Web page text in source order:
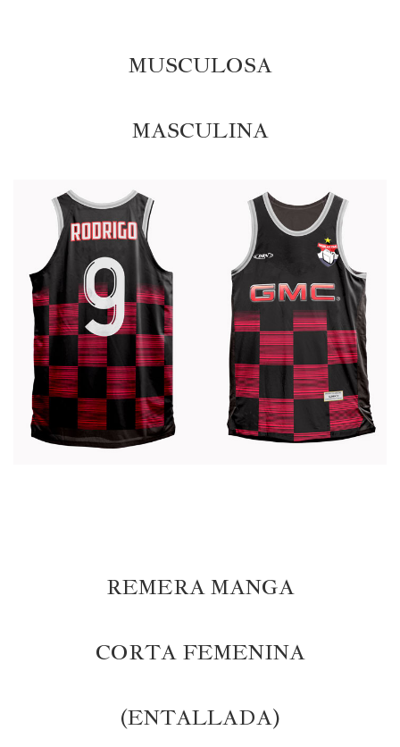
MUSCULOSA
MASCULINA
REMERA MANGA
CORTA FEMENINA
(ENTALLADA)